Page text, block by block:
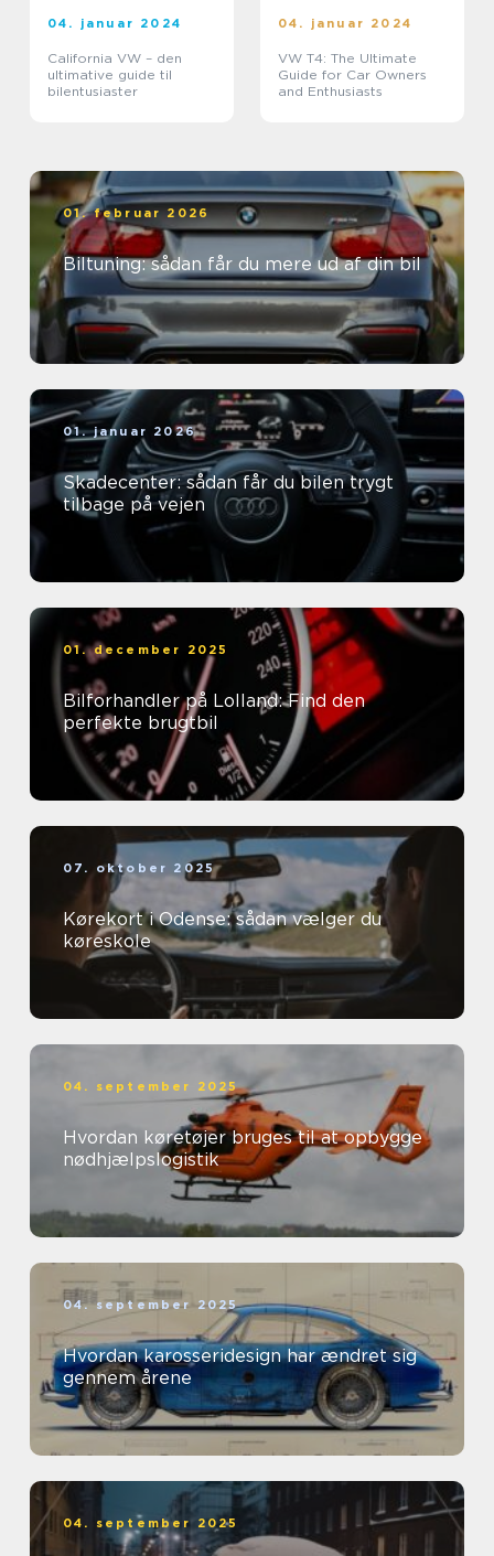
04. januar 2024
California VW – den
ultimative guide til
bilentusiaster
04. januar 2024
VW T4: The Ultimate
Guide for Car Owners
and Enthusiasts
01. februar 2026
Biltuning: sådan får du mere ud af din bil
01. januar 2026
Skadecenter: sådan får du bilen trygt
tilbage på vejen
01. december 2025
Bilforhandler på Lolland: Find den
perfekte brugtbil
07. oktober 2025
Kørekort i Odense: sådan vælger du
køreskole
04. september 2025
Hvordan køretøjer bruges til at opbygge
nødhjælpslogistik
04. september 2025
Hvordan karosseridesign har ændret sig
gennem årene
04. september 2025